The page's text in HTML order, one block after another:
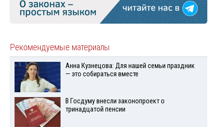
Рекомендуемые материалы
Анна Кузнецова: Для нашей семьи праздник
— это собираться вместе
В Госдуму внесли законопроект о
тринадцатой пенсии